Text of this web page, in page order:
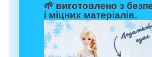
🌱 виготовлено з
і міцних матеріалів.